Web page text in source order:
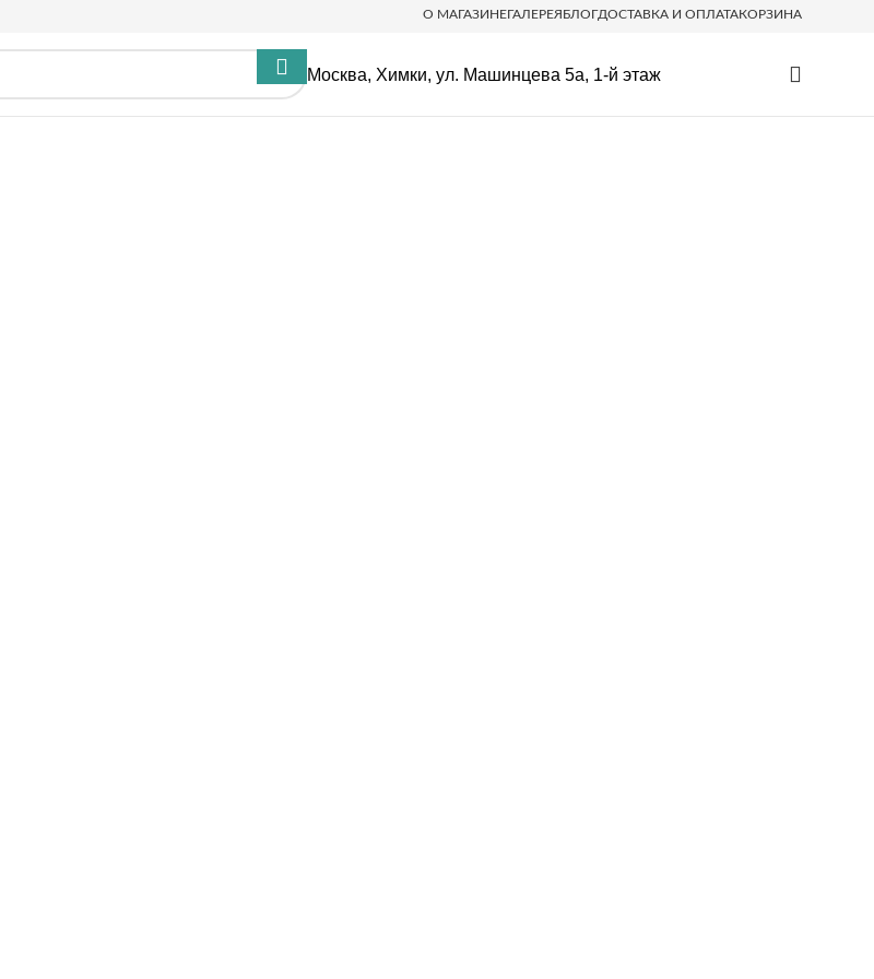
О МАГАЗИНЕГАЛЕРЕЯБЛОГДОСТАВКА И ОПЛАТАКОРЗИНА
Москва, Химки, ул. Машинцева 5а, 1-й этаж